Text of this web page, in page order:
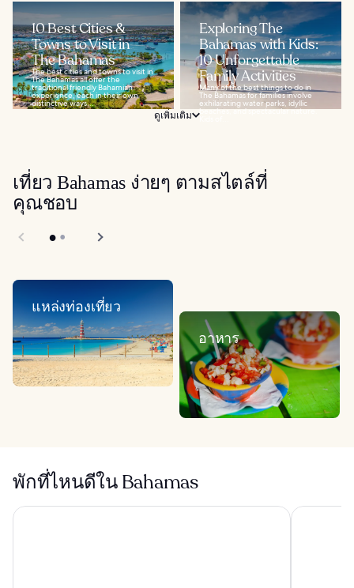
10 Best Cities &
Towns to Visit in
The Bahamas
The best cities and towns to visit in
The Bahamas all offer the
traditional friendly Bahamian
experience, each in their own
distinctive ways...
Exploring The
Bahamas with Kids:
10 Unforgettable
Family Activities
Many of the best things to do in
The Bahamas for families involve
exhilarating water parks, idyllic
beaches, and spectacular nature.
Kids of...
ดูเพิ่มเติม
เที่ยว Bahamas ง่ายๆ ตามสไตล์ที่
คุณชอบ
แหล่งท่องเที่ยว
อาหาร
พักที่ไหนดีใน Bahamas
รีสอร์ท Margaritaville Beach - นาสซอ Grand